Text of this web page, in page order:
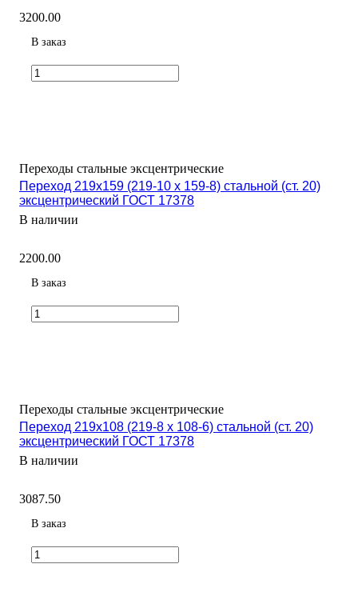
3200.00
В заказ
Переходы стальные эксцентрические
Переход 219х159 (219-10 х 159-8) стальной (ст. 20)
эксцентрический ГОСТ 17378
В наличии
2200.00
В заказ
Переходы стальные эксцентрические
Переход 219х108 (219-8 х 108-6) стальной (ст. 20)
эксцентрический ГОСТ 17378
В наличии
3087.50
В заказ